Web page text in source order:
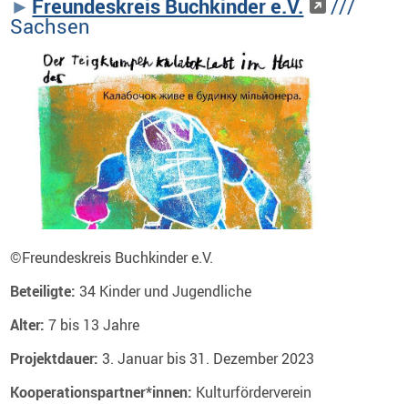
Freundeskreis Buchkinder e.V. ///
Sachsen
©Freundeskreis Buchkinder e.V.
Beteiligte: 34 Kinder und Jugendliche
Alter: 7 bis 13 Jahre
Projektdauer: 3. Januar bis 31. Dezember 2023
Kooperationspartner*innen: Kulturförderverein